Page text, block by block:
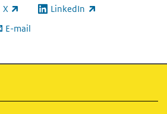
X link) LinkedIn
(externe link)
E-mail